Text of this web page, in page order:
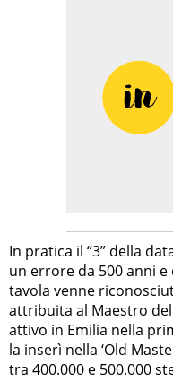
In pratica il “3” della
un errore da 500 anni e
tavola venne
attribuita al Maestro
attivo in Emilia nella
la inserì nella ‘Old
tra 400.000 e 500.000